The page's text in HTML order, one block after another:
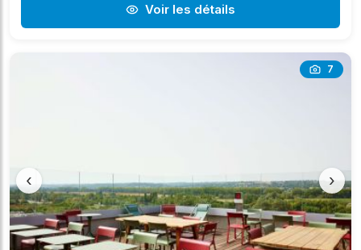
Voir les détails
7
‹ ›